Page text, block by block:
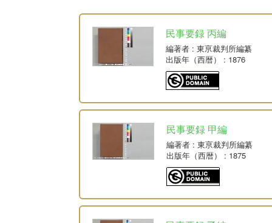
民事要録 丙編
編著者 : 東亰裁判所編纂
出版年（西暦）
: 1876
民事要録 甲編
編著者 : 東亰裁判所編纂
出版年（西暦）
: 1875